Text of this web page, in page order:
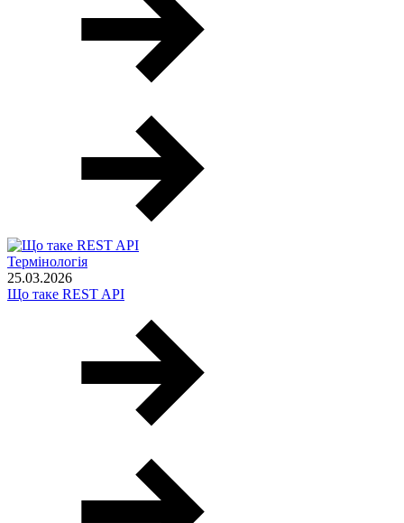
Термінологія
25.03.2026
Що таке REST API